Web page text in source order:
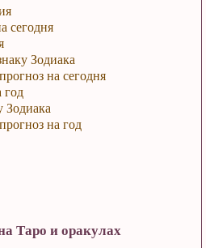
сегодня
Зодиака
на сегодня
год
Зодиака
на год
Таро и оракулах